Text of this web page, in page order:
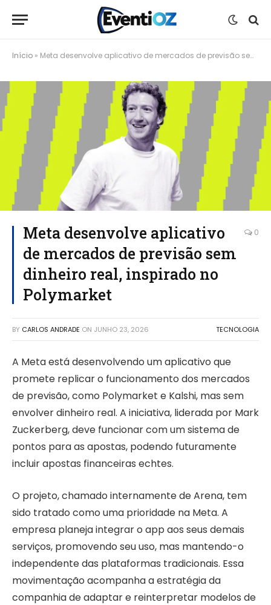
Início » Meta desenvolve aplicativo de mercados de previsão sem dinheiro real, inspirado no Polymarket
Meta desenvolve aplicativo
de mercados de previsão sem
dinheiro real, inspirado no
Polymarket
0
BY CARLOS ANDRADE ON JUNHO 23, 2026 TECNOLOGIA
A Meta está desenvolvendo um aplicativo que
promete replicar o funcionamento dos mercados
de previsão, como Polymarket e Kalshi, mas sem
envolver dinheiro real. A iniciativa, liderada por Mark
Zuckerberg, deve funcionar com um sistema de
pontos para as apostas, podendo futuramente
incluir apostas financeiras echtes.
O projeto, chamado internamente de Arena, tem
sido tratado como uma prioridade na Meta. A
empresa planeja integrar o app aos seus demais
serviços, promovendo seu uso, mas mantendo-o
independente das plataformas tradicionais. Essa
movimentação acompanha a estratégia da
companhia de adaptar e reinterpretar modelos de